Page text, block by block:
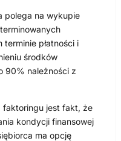
polega na wykupie
płatności i
środków
90% należności z
faktoringu jest fakt, że
kondycji finansowej
ma opcję